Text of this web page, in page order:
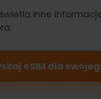
w Informacje.
sekcji Blokada
inne